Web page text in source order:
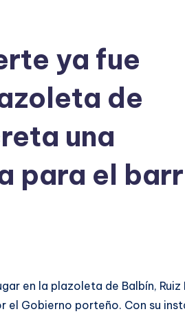
ya fue
de
una
para el
en la plazoleta de Balbín, Ruiz
el Gobierno porteño. Con su